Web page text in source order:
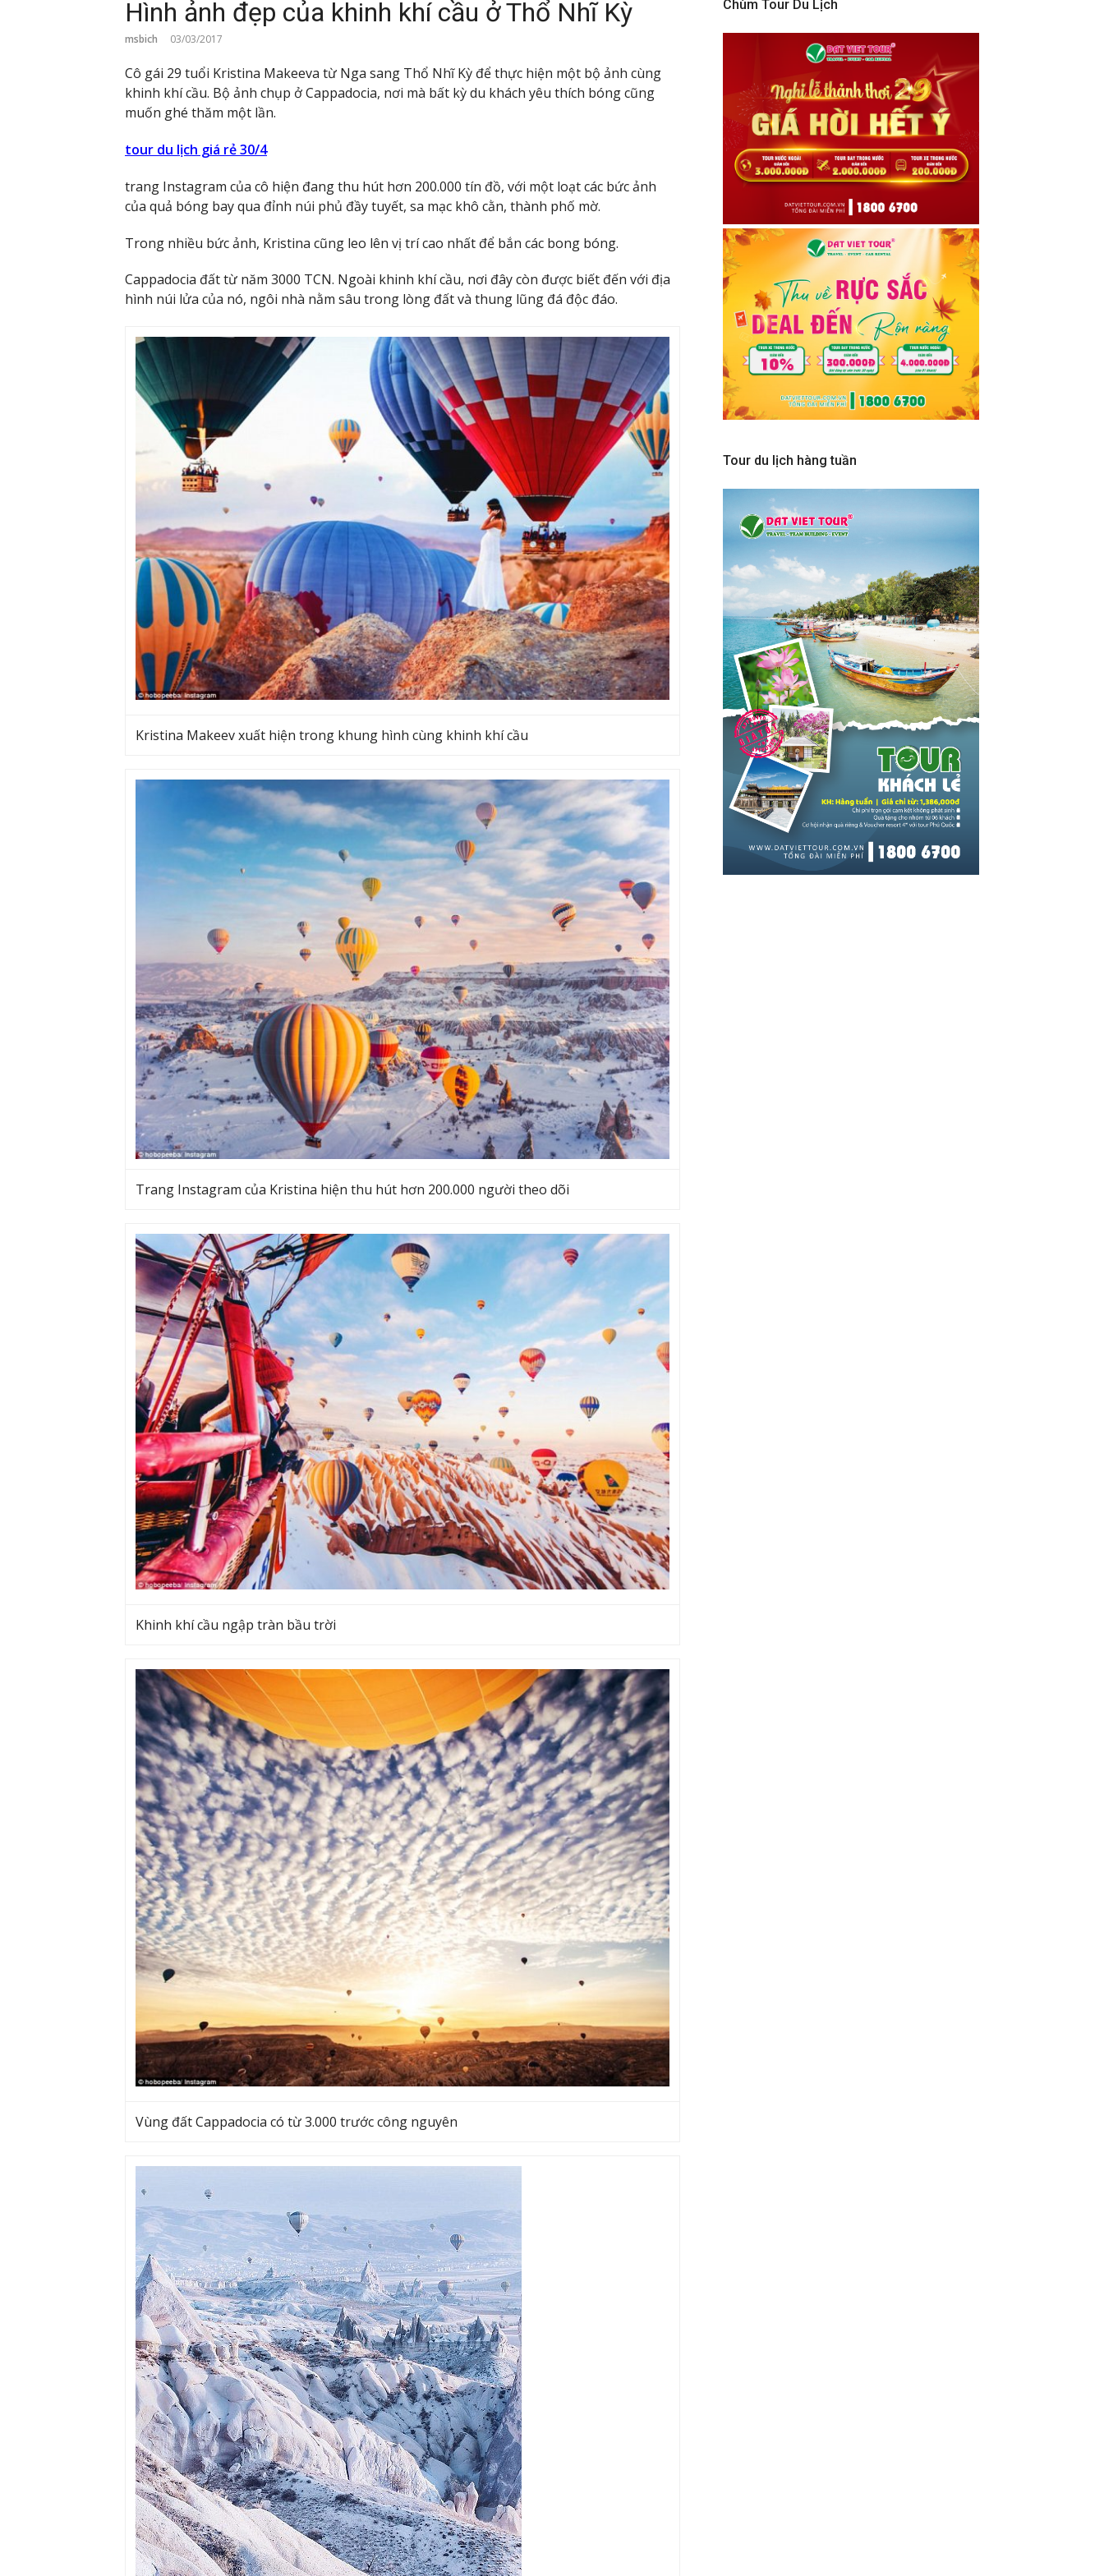
Hình ảnh đẹp của khinh khí cầu ở Thổ Nhĩ Kỳ
msbich 03/03/2017
Cô gái 29 tuổi Kristina Makeeva từ Nga sang Thổ Nhĩ Kỳ để thực hiện một bộ ảnh cùng
khinh khí cầu. Bộ ảnh chụp ở Cappadocia, nơi mà bất kỳ du khách yêu thích bóng cũng
muốn ghé thăm một lần.
tour du lịch giá rẻ 30/4
trang Instagram của cô hiện đang thu hút hơn 200.000 tín đồ, với một loạt các bức ảnh
của quả bóng bay qua đỉnh núi phủ đầy tuyết, sa mạc khô cằn, thành phố mờ.
Trong nhiều bức ảnh, Kristina cũng leo lên vị trí cao nhất để bắn các bong bóng.
Cappadocia đất từ năm 3000 TCN. Ngoài khinh khí cầu, nơi đây còn được biết đến với địa
hình núi lửa của nó, ngôi nhà nằm sâu trong lòng đất và thung lũng đá độc đáo.
Kristina Makeev xuất hiện trong khung hình cùng khinh khí cầu
Trang Instagram của Kristina hiện thu hút hơn 200.000 người theo dõi
Khinh khí cầu ngập tràn bầu trời
Vùng đất Cappadocia có từ 3.000 trước công nguyên
Chùm Tour Du Lịch
Tour du lịch hàng tuần